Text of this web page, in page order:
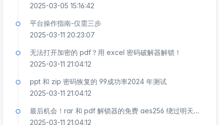
2025-03-05 15:16:42
平台操作指南-仅需三步
2025-03-11 20:23:07
无法打开加密的 pdf？用 excel 密码破解器解锁！
2025-03-11 21:04:12
ppt 和 zip 密码恢复的 99成功率2024 年测试
2025-03-11 21:04:12
最后机会！rar 和 pdf 解锁器的免费 aes256 绕过明天结束
2025-03-11 21:04:12